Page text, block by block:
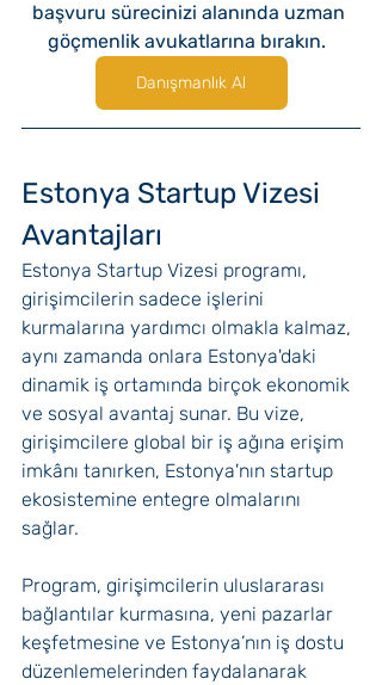
başvuru sürecinizi alanında uzman
göçmenlik avukatlarına bırakın.
Danışmanlık Al
Estonya Startup Vizesi
Avantajları
Estonya Startup Vizesi programı,
girişimcilerin sadece işlerini
kurmalarına yardımcı olmakla kalmaz,
aynı zamanda onlara Estonya'daki
dinamik iş ortamında birçok ekonomik
ve sosyal avantaj sunar. Bu vize,
girişimcilere global bir iş ağına erişim
imkânı tanırken, Estonya'nın startup
ekosistemine entegre olmalarını
sağlar.
Program, girişimcilerin uluslararası
bağlantılar kurmasına, yeni pazarlar
keşfetmesine ve Estonya’nın iş dostu
düzenlemelerinden faydalanarak